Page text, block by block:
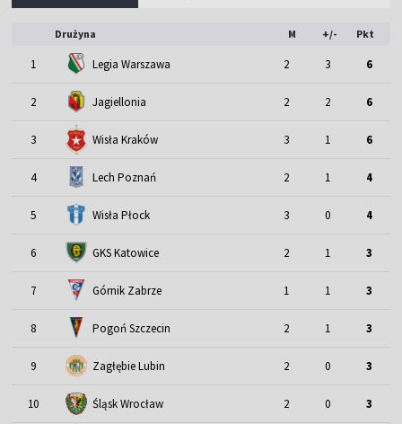
Drużyna M +/- Pkt
1 Legia Warszawa 2 3 6
2 Jagiellonia 2 2 6
3 Wisła Kraków 3 1 6
4 Lech Poznań 2 1 4
5 Wisła Płock 3 0 4
6 GKS Katowice 2 1 3
7 Górnik Zabrze 1 1 3
8 Pogoń Szczecin 2 1 3
9 Zagłębie Lubin 2 0 3
10 Śląsk Wrocław 2 0 3